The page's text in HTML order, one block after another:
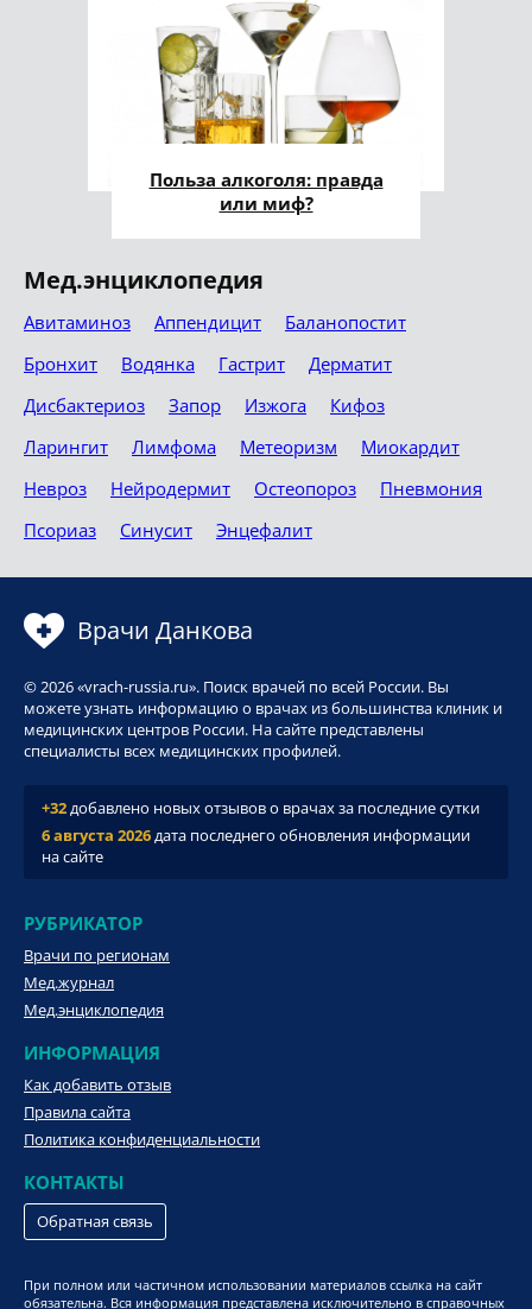
Польза алкоголя: правда
или миф?
Мед.энциклопедия
Авитаминоз Аппендицит
Баланопостит
Бронхит
Водянка Гастрит
Дерматит
Дисбактериоз
Запор Изжога
Кифоз
Ларингит
Лимфома Метеоризм
Миокардит
Невроз
Нейродермит Остеопороз
Пневмония
Псориаз
Синусит Энцефалит
Врачи Данкова
© 2026 «vrach-russia.ru». Поиск врачей по всей России. Вы
можете узнать информацию о врачах из большинства клиник и
медицинских центров России. На сайте представлены
специалисты всех медицинских профилей.
+32добавлено новых отзывов о врачах за последние сутки
6 августа 2026дата последнего обновления информации
на сайте
РУБРИКАТОР
Врачи по регионам
Мед.журнал
Мед.энциклопедия
ИНФОРМАЦИЯ
Как добавить отзыв
Правила сайта
Политика конфиденциальности
КОНТАКТЫ
Обратная связь
При полном или частичном использовании материалов ссылка на сайт
обязательна. Вся информация представлена исключительно в справочных